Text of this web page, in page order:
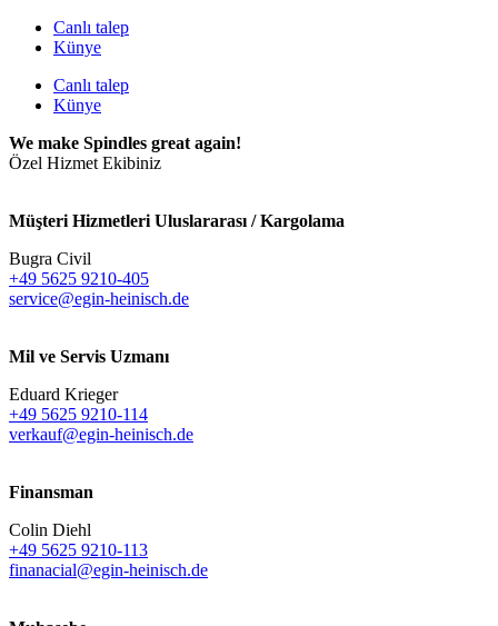
Canlı talep
Künye
Canlı talep
Künye
We make Spindles great again!
Özel Hizmet Ekibiniz
Müşteri Hizmetleri Uluslararası / Kargolama
Bugra Civil
+49 5625 9210-405
service@egin-heinisch.de
Mil ve Servis Uzmanı
Eduard Krieger
+49 5625 9210-114
verkauf@egin-heinisch.de
Finansman
Colin Diehl
+49 5625 9210-113
finanacial@egin-heinisch.de